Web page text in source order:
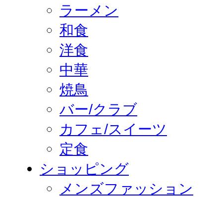
ラーメン
和食
洋食
中華
焼鳥
バー/クラブ
カフェ/スイーツ
定食
ショッピング
メンズファッション